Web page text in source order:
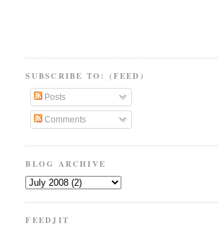
SUBSCRIBE TO: (FEED)
Posts
Comments
BLOG ARCHIVE
FEEDJIT